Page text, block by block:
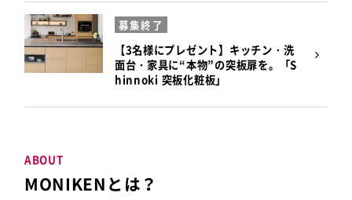
【3名様にプレゼント】キッチン・洗
面台・家具に“本物”の突板扉を。「S
hinnoki 突板化粧板」
募集終了
MONIKENとは？
ABOUT